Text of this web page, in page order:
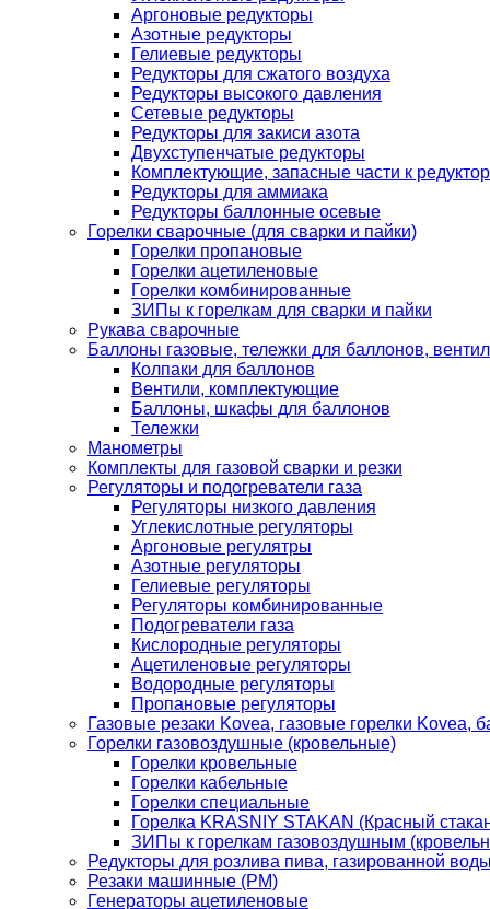
Аргоновые редукторы
Азотные редукторы
Гелиевые редукторы
Редукторы для сжатого воздуха
Редукторы высокого давления
Сетевые редукторы
Редукторы для закиси азота
Двухступенчатые редукторы
Комплектующие, запасные части к
Редукторы для аммиака
Редукторы баллонные осевые
Горелки сварочные (для сварки и пайки)
Горелки пропановые
Горелки ацетиленовые
Горелки комбинированные
ЗИПы к горелкам для сварки и пайки
Рукава сварочные
Баллоны газовые, тележки для баллонов,
Колпаки для баллонов
Вентили, комплектующие
Баллоны, шкафы для баллонов
Тележки
Манометры
Комплекты для газовой сварки и резки
Регуляторы и подогреватели газа
Регуляторы низкого давления
Углекислотные регуляторы
Аргоновые регулятры
Азотные регуляторы
Гелиевые регуляторы
Регуляторы комбинированные
Подогреватели газа
Кислородные регуляторы
Ацетиленовые регуляторы
Водородные регуляторы
Пропановые регуляторы
Газовые резаки Kovea, газовые горелки Kovea,
Горелки газовоздушные (кровельные)
Горелки кровельные
Горелки кабельные
Горелки специальные
Горелка KRASNIY STAKAN (Красный
ЗИПы к горелкам газовоздушным
Редукторы для розлива пива, газированной
Резаки машинные (РМ)
Генераторы ацетиленовые